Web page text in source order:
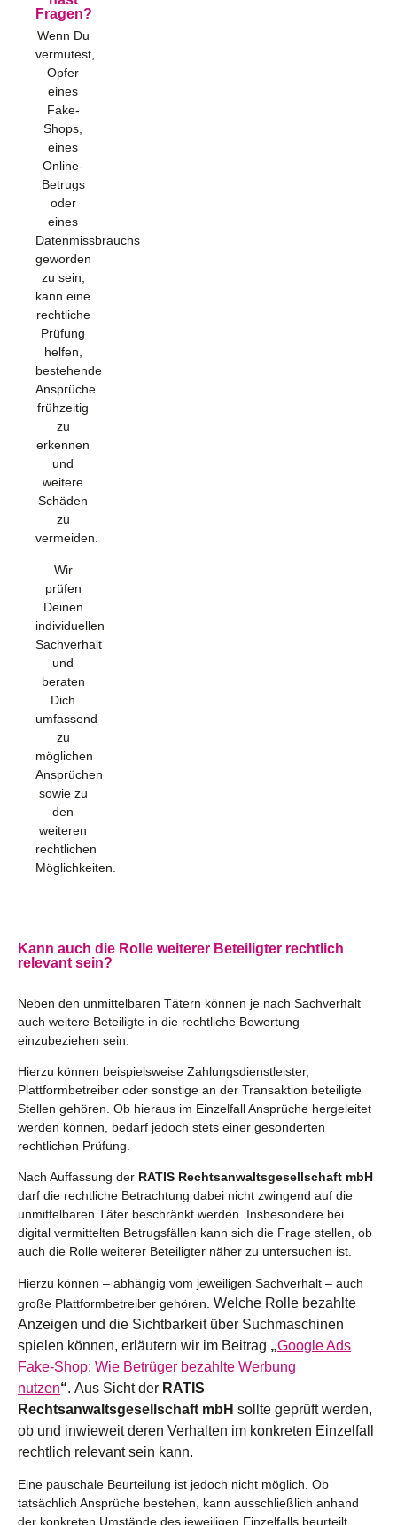
Fragen?
Wenn Du
vermutest,
Opfer
eines
Fake-
Shops,
eines
Online-
Betrugs
oder
eines
Datenmissbrauchs
geworden
zu sein,
kann eine
rechtliche
Prüfung
helfen,
bestehende
Ansprüche
frühzeitig
zu
erkennen
und
weitere
Schäden
zu
vermeiden.
Wir
prüfen
Deinen
individuellen
Sachverhalt
und
beraten
Dich
umfassend
zu
möglichen
Ansprüchen
sowie zu
den
weiteren
rechtlichen
Möglichkeiten.
Kann auch die Rolle weiterer Beteiligter rechtlich
relevant sein?
Neben den unmittelbaren Tätern können je nach Sachverhalt
auch weitere Beteiligte in die rechtliche Bewertung
einzubeziehen sein.
Hierzu können beispielsweise Zahlungsdienstleister,
Plattformbetreiber oder sonstige an der Transaktion beteiligte
Stellen gehören. Ob hieraus im Einzelfall Ansprüche hergeleitet
werden können, bedarf jedoch stets einer gesonderten
rechtlichen Prüfung.
Nach Auffassung der RATIS Rechtsanwaltsgesellschaft mbH
darf die rechtliche Betrachtung dabei nicht zwingend auf die
unmittelbaren Täter beschränkt werden. Insbesondere bei
digital vermittelten Betrugsfällen kann sich die Frage stellen, ob
auch die Rolle weiterer Beteiligter näher zu untersuchen ist.
Hierzu können – abhängig vom jeweiligen Sachverhalt – auch
große Plattformbetreiber gehören. Welche Rolle bezahlte
Anzeigen und die Sichtbarkeit über Suchmaschinen
spielen können, erläutern wir im Beitrag „Google Ads
Fake-Shop: Wie Betrüger bezahlte Werbung
nutzen“. Aus Sicht der RATIS
Rechtsanwaltsgesellschaft mbH sollte geprüft werden,
ob und inwieweit deren Verhalten im konkreten Einzelfall
rechtlich relevant sein kann.
Eine pauschale Beurteilung ist jedoch nicht möglich. Ob
tatsächlich Ansprüche bestehen, kann ausschließlich anhand
der konkreten Umstände des jeweiligen Einzelfalls beurteilt